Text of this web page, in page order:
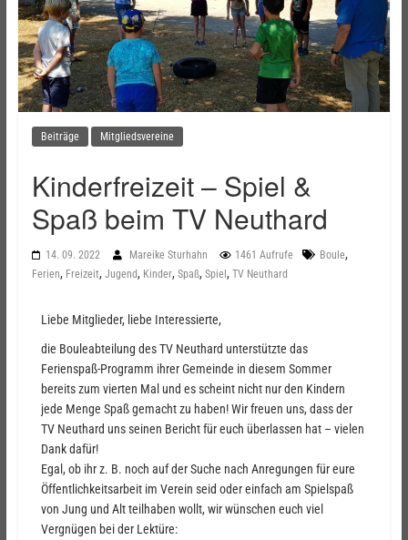
Beiträge Mitgliedsvereine
Kinderfreizeit – Spiel &
Spaß beim TV Neuthard
14. 09. 2022 Mareike Sturhahn 1461 Aufrufe Boule,
Ferien, Freizeit, Jugend, Kinder, Spaß, Spiel , TV Neuthard
Liebe Mitglieder, liebe Interessierte,
die Bouleabteilung des TV Neuthard unterstützte das
Ferienspaß-Programm ihrer Gemeinde in diesem Sommer
bereits zum vierten Mal und es scheint nicht nur den Kindern
jede Menge Spaß gemacht zu haben! Wir freuen uns, dass der
TV Neuthard uns seinen Bericht für euch überlassen hat – vielen
Dank dafür!
Egal, ob ihr z. B. noch auf der Suche nach Anregungen für eure
Öffentlichkeitsarbeit im Verein seid oder einfach am Spielspaß
von Jung und Alt teilhaben wollt, wir wünschen euch viel
Vergnügen bei der Lektüre: